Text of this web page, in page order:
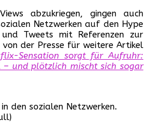
abzukriegen, gingen auch
Netzwerken auf den Hype
Tweets mit Referenzen zur
von der Presse für weitere Artikel
Sensation sorgt für Aufruhr:
und plötzlich mischt sich sogar
den sozialen Netzwerken.